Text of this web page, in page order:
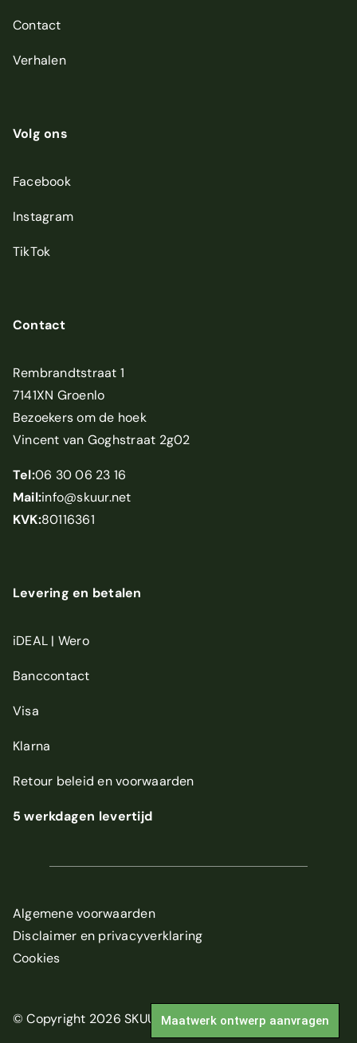
Contact
Verhalen
Volg ons
Facebook
Instagram
TikTok
Contact
Rembrandtstraat 1
7141XN Groenlo
Bezoekers om de hoek
Vincent van Goghstraat 2g02
Tel:06 30 06 23 16
Mail:info@skuur.net
KVK:80116361
Levering en betalen
iDEAL | Wero
Banccontact
Visa
Klarna
Retour beleid envoorwaarden
5 werkdagen levertijd
Algemene voorwaarden
Disclaimer en privacyverklaring
Cookies
© Copyright 2026 SKUURMaatwerk ontwerp aanvragen